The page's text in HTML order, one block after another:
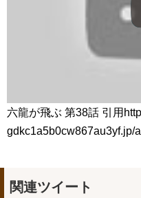
六龍が飛ぶ 第38話 引用
gdkc1a5b0cw867au3yf.jp/
関連ツイート